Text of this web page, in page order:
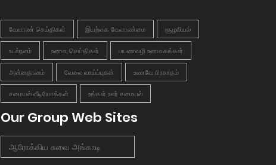
வேளாண் செய்திகள் இயற்கை வேளாண்மை சூழலியல்
உடல்நலம் உணவு செய்திகள் பயணவழி உணவகங்கள்
அன்னதானம் வேலை வாய்ப்புகள் உணவே பிரசாதம்
சமையல் வீடியோக்கள் உங்கள் ஊர் சமையல்
Our Group Web Sites
ஆரோக்கிய சுவை அங்காடி